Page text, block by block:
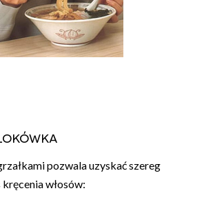
pozwala uzyskać szereg
włosów: